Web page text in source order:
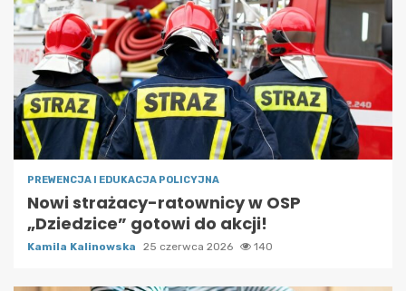
PREWENCJA I EDUKACJA POLICYJNA
Nowi strażacy-ratownicy w OSP
„Dziedzice” gotowi do akcji!
Kamila Kalinowska 25 czerwca 2026 140